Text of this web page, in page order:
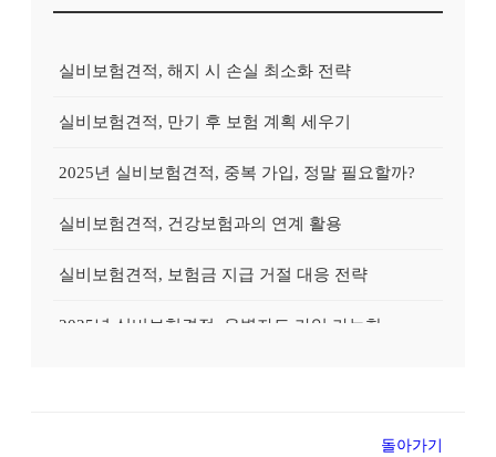
실비보험견적, 해지 시 손실 최소화 전략
실비보험견적, 만기 후 보험 계획 세우기
2025년 실비보험견적, 중복 가입, 정말 필요할까?
실비보험견적, 건강보험과의 연계 활용
실비보험견적, 보험금 지급 거절 대응 전략
돌아가기